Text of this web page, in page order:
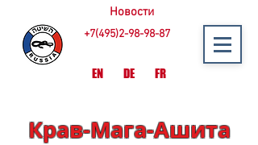
+7(495)2-98-98-87
DE
EN FR
Новости
Крав-Мага-Ашита